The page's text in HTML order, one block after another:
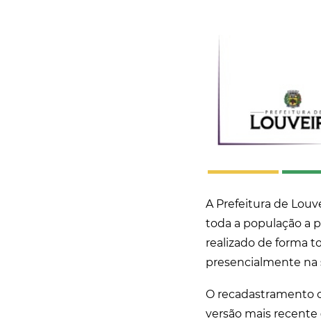
A Prefeitura de
toda a população a
realizado de forma
presencialmente na
O recadastramento
versão mais recente